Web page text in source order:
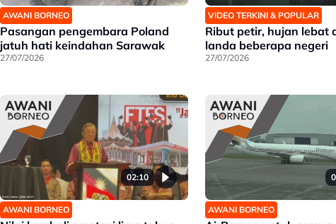
AWANI BORNEO
Pasangan pengembara Poland
jatuh hati keindahan Sarawak
27/07/2026
VIDEO TERKINI & POPULAR
Ribut petir, hujan lebat
landa beberapa negeri
27/07/2026
02:10
AWANI BORNEO AWANI BORNEO